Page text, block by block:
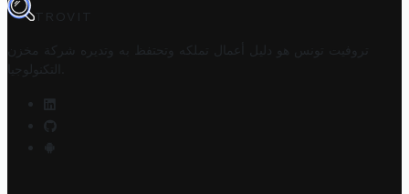
TROVIT
تروفيت تونس هو دليل أعمال تملكه وتحتفظ به وتديره
شركة مخزن
التكنولوجيا